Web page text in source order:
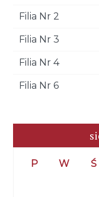
Filia Nr 2
Filia Nr 3
Filia Nr 4
Filia Nr 6
P W Ś